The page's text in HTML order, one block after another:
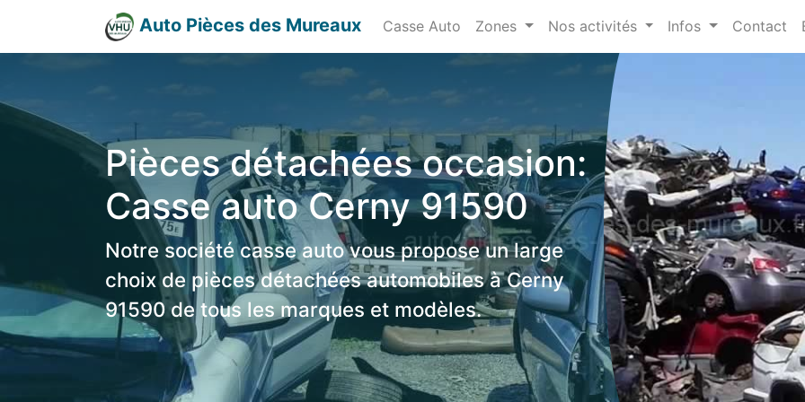
Auto Pièces des Mureaux Casse Auto Zones Nos activités Infos Contact
Pièces détachées occasion:
Casse auto Cerny 91590
Notre société casse auto vous propose un large
choix de pièces détachées automobiles à Cerny
91590 de tous les marques et modèles.